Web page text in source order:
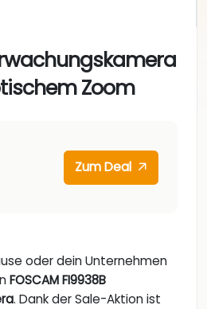
Zoom
Zum Deal
oder dein Unternehmen
FOSCAM FI9938B
. Dank der Sale-Aktion ist